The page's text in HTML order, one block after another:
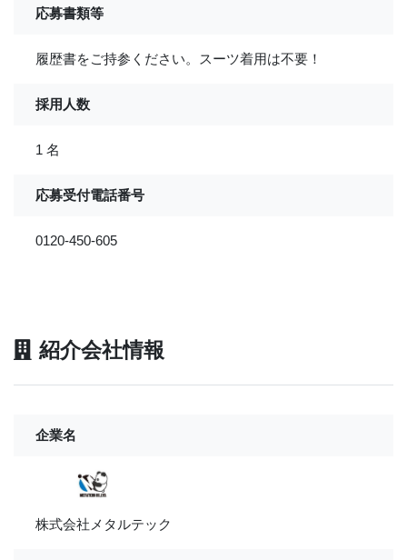
応募書類等
履歴書をご持参ください。スーツ着用は不要！
採用人数
1 名
応募受付電話番号
0120-450-605
紹介会社情報
企業名
株式会社メタルテック